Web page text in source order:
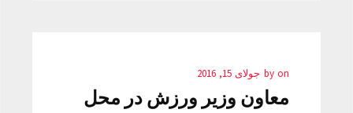
by on جولای 15, 2016
معاون وزیر ورزش در محل